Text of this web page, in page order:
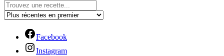
Facebook
Instagram